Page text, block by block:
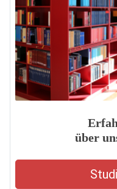
über